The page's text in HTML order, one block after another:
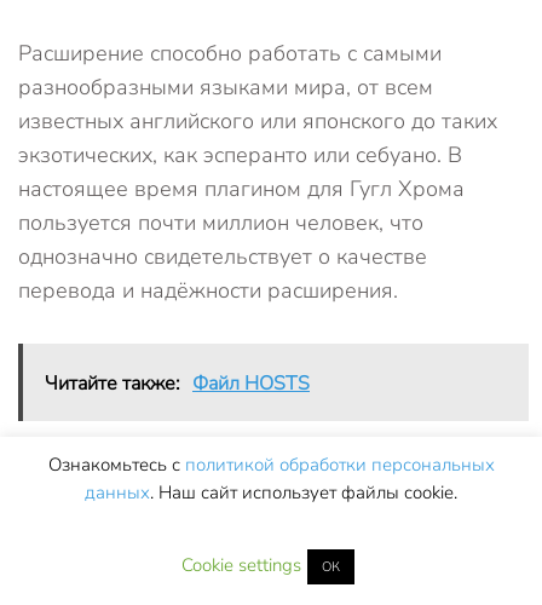
Расширение способно работать с самыми
разнообразными языками мира, от всем
известных английского или японского до таких
экзотических, как эсперанто или себуано. В
настоящее время плагином для Гугл Хрома
пользуется почти миллион человек, что
однозначно свидетельствует о качестве
перевода и надёжности расширения.
Читайте также: Файл HOSTS
Ознакомьтесь с политикой обработки персональных
данных. Наш сайт использует файлы cookie.
Cookie settings ОК